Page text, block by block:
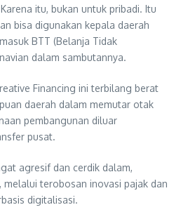
itu, bukan untuk pribadi. Itu
bisa digunakan kepala daerah
BTT (Belanja Tidak
dalam sambutannya.
Financing ini terbilang berat
daerah dalam memutar otak
pembangunan diluar
pusat.
agresif dan cerdik dalam,
melalui terobosan inovasi pajak dan
digitalisasi.